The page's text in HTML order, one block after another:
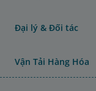
Đại lý & Đối tác
Vận Tải Hàng Hóa